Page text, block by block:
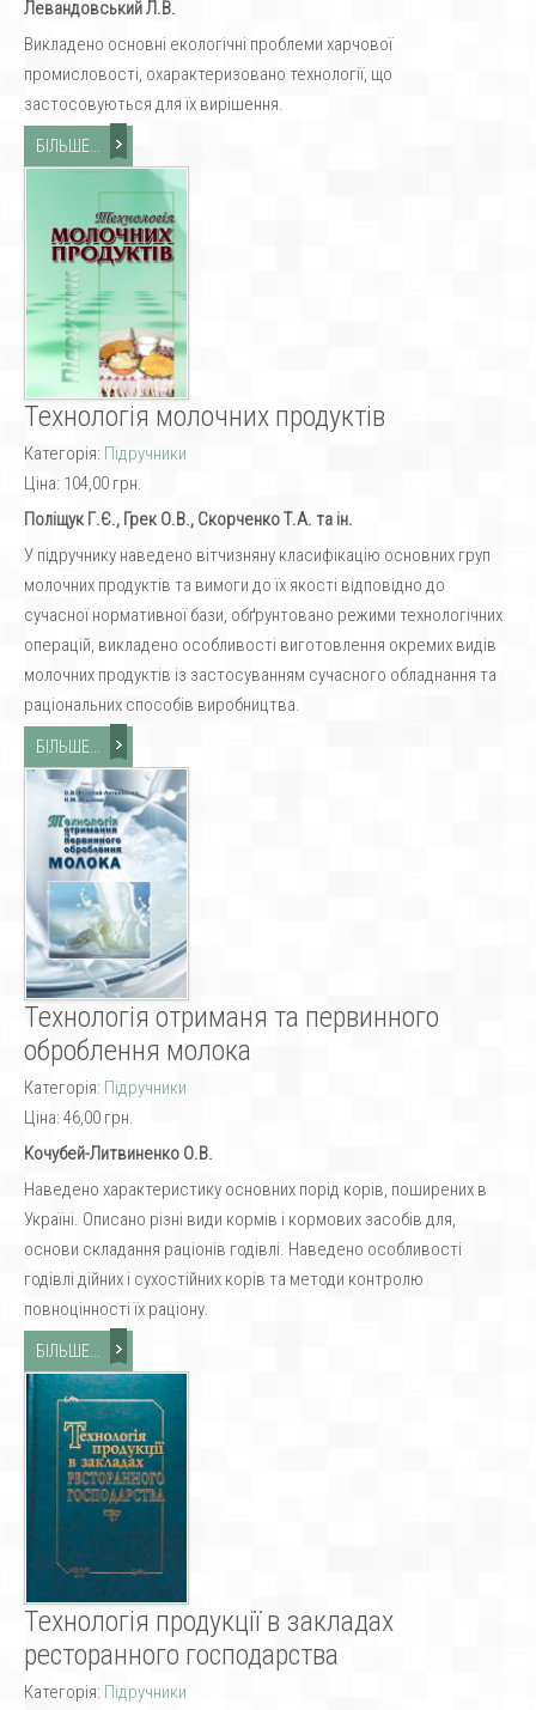
Левандовський Л.В.
Викладено основні екологічні проблеми харчової
промисловості, охарактеризовано технології, що
застосовуються для їх вирішення.
БІЛЬШЕ...
Технологія молочних продуктів
Категорія: Підручники
Ціна: 104,00 грн.
Поліщук Г.Є., Грек О.В., Скорченко Т.А. та ін.
У підручнику наведено вітчизняну класифікацію основних груп
молочних продуктів та вимоги до їх якості відповідно до
сучасної нормативної бази, обґрунтовано режими технологічних
операцій, викладено особливості виготовлення окремих видів
молочних продуктів із застосуванням сучасного обладнання та
раціональних способів виробництва.
БІЛЬШЕ...
Технологія отриманя та первинного
оброблення молока
Категорія: Підручники
Ціна: 46,00 грн.
Кочубей-Литвиненко О.В.
Наведено характеристику основних порід корів, поширених в
Україні. Описано різні види кормів і кормових засобів для,
основи складання раціонів годівлі. Наведено особливості
годівлі дійних і сухостійних корів та методи контролю
повноцінності їх раціону.
БІЛЬШЕ...
Технологія продукції в закладах
ресторанного господарства
Категорія: Підручники